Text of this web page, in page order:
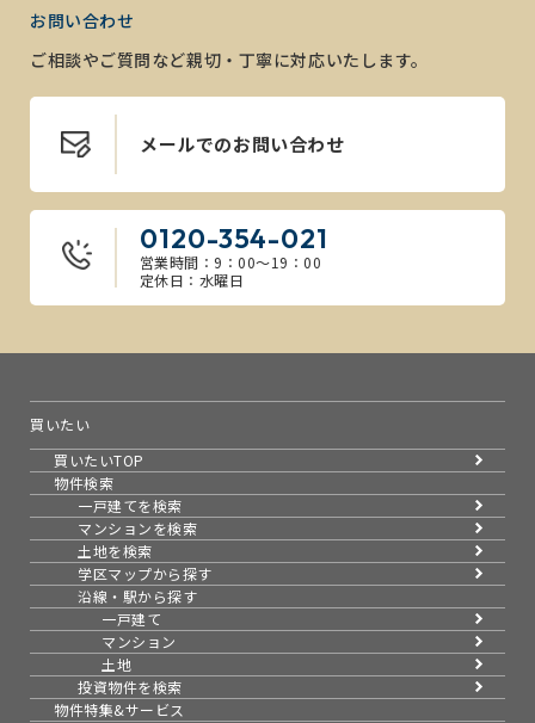
お問い合わせ
ご相談やご質問など親切・丁寧に対応いたします。
メールでのお問い合わせ
0120-354-021
営業時間：9：00～19：00
定休日：水曜日
買いたい
買いたいTOP
物件検索
一戸建てを検索
マンションを検索
土地を検索
学区マップから探す
沿線・駅から探す
一戸建て
マンション
土地
投資物件を検索
物件特集&サービス